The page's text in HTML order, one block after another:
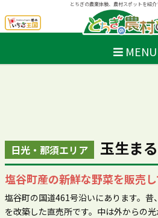
とちぎの農業体験、農村スポットを紹介
MENU
日光・那須エリア 玉生ま
塩谷町産の新鮮な野菜を販売
塩谷町の国道461号沿いにあります。
を改築した直売所です。中は外からの